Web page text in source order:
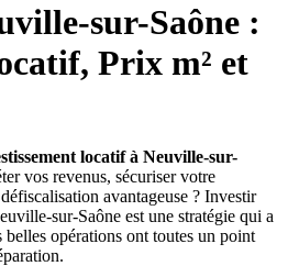
sur-Saône :
Prix m² et
locatif à Neuville-sur-
vos revenus, sécuriser votre
avantageuse ? Investir
sur-Saône est une stratégie qui a
belles opérations ont toutes un point